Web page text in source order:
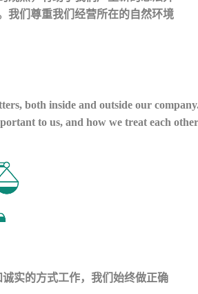
我们尊重我们经营所在的自然环境
both inside and outside our
to us, and how we treat each
实的方式工作，我们始终做正确